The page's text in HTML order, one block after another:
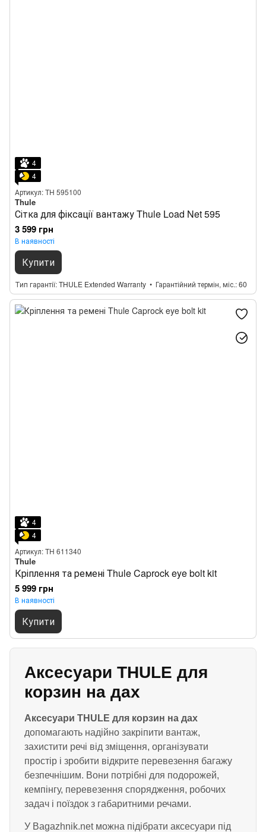
4
4
Артикул: TH 595100
Thule
Сітка для фіксації вантажу Thule Load Net 595
3 599 грн
В наявності
Купити
Тип гарантії THULE Extended Warranty Гарантійний термін, міс. 60
4
4
Артикул: TH 611340
Thule
Кріплення та ремені Thule Caprock eye bolt kit
5 999 грн
В наявності
Купити
Аксесуари THULE для
корзин на дах
Аксесуари THULE для корзин на дах
допомагають надійно закріпити вантаж,
захистити речі від зміщення, організувати
простір і зробити відкрите перевезення багажу
безпечнішим. Вони потрібні для подорожей,
кемпінгу, перевезення спорядження, робочих
задач і поїздок з габаритними речами.
У Bagazhnik.net можна підібрати аксесуари під